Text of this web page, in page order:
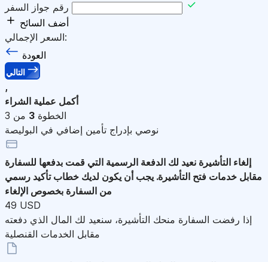
رقم جواز السفر
أضف السائح
السعر الإجمالي:
العودة
التالي
,
أكمل عملية الشراء
الخطوة 3 من 3
نوصي بإدراج تأمين إضافي في البوليصة
إلغاء التأشيرة نعيد لك الدفعة الرسمية التي قمت بدفعها للسفارة
مقابل خدمات فتح التأشيرة. يجب أن يكون لديك خطاب تأكيد رسمي
من السفارة بخصوص الإلغاء
49 USD
إذا رفضت السفارة منحك التأشيرة، سنعيد لك المال الذي دفعته
مقابل الخدمات القنصلية